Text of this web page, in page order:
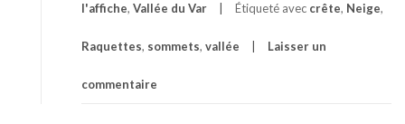
l'affiche, Vallée du Var Étiqueté avec crête, Neige,
Raquettes, sommets, vallée Laisser un
commentaire